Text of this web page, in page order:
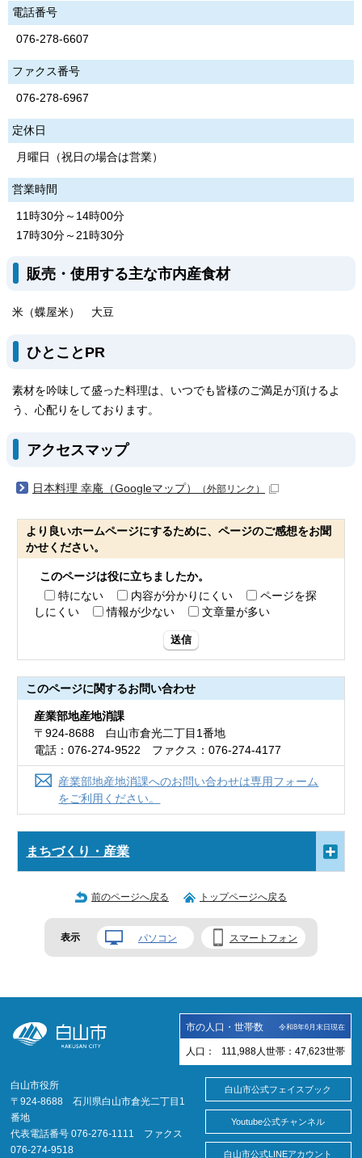
電話番号
076-278-6607
ファクス番号
076-278-6967
定休日
月曜日（祝日の場合は営業）
営業時間
11時30分～14時00分
17時30分～21時30分
販売・使用する主な市内産食材
米（蝶屋米） 大豆
ひとことPR
素材を吟味して盛った料理は、いつでも皆様のご満足が頂けるよ
う、心配りをしております。
アクセスマップ
日本料理 幸庵（Googleマップ） （外部リンク）
より良いホームページにするために、ページのご感想をお聞
かせください。
このページは役に立ちましたか。
特にない
内容が分かりにくい
ページを探
しにくい
情報が少ない 文章量が多い
送信
このページに関するお問い合わせ
産業部地産地消課
〒924-8688 白山市倉光二丁目1番地
電話：076-274-9522 ファクス：076-274-4177
産業部地産地消課へのお問い合わせは専用フォーム
をご利用ください。
まちづくり・産業
前のページへ戻る トップページへ戻る
表示 パソコン スマートフォン
市の人口・世帯数 令和8年6月末日現在
人口： 111,988 人 世帯： 47,623世帯
白山市役所
〒924-8688 石川県白山市倉光二丁目1
番地
代表電話番号 076-276-1111 ファクス
076-274-9518
白山市公式フェイスブック
Youtube公式チャンネル
白山市公式LINEアカウント